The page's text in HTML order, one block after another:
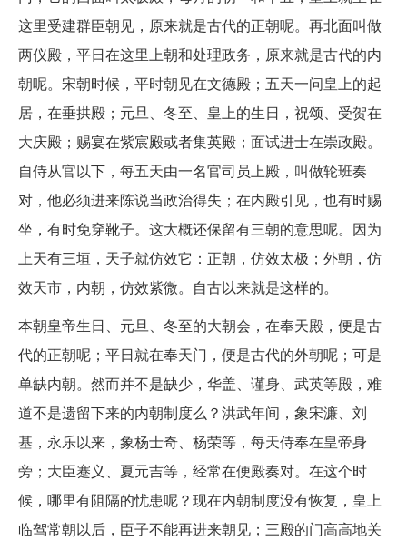
这里受建群臣朝见，原来就是古代的正朝呢。再北面叫做
两仪殿，平日在这里上朝和处理政务，原来就是古代的内
朝呢。宋朝时候，平时朝见在文德殿；五天一问皇上的起
居，在垂拱殿；元旦、冬至、皇上的生日，祝颂、受贺在
大庆殿；赐宴在紫宸殿或者集英殿；面试进士在崇政殿。
自侍从官以下，每五天由一名官司员上殿，叫做轮班奏
对，他必须进来陈说当政治得失；在内殿引见，也有时赐
坐，有时免穿靴子。这大概还保留有三朝的意思呢。因为
上天有三垣，天子就仿效它：正朝，仿效太极；外朝，仿
效天市，内朝，仿效紫微。自古以来就是这样的。
本朝皇帝生日、元旦、冬至的大朝会，在奉天殿，便是古
代的正朝呢；平日就在奉天门，便是古代的外朝呢；可是
单缺内朝。然而并不是缺少，华盖、谨身、武英等殿，难
道不是遗留下来的内朝制度么？洪武年间，象宋濂、刘
基，永乐以来，象杨士奇、杨荣等，每天侍奉在皇帝身
旁；大臣蹇义、夏元吉等，经常在便殿奏对。在这个时
候，哪里有阻隔的忧患呢？现在内朝制度没有恢复，皇上
临驾常朝以后，臣子不能再进来朝见；三殿的门高高地关